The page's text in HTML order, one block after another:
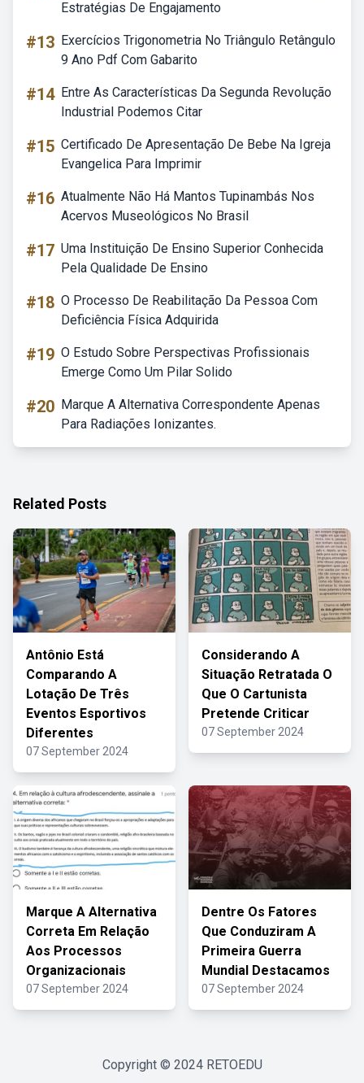
Estratégias De Engajamento
#13 Exercícios Trigonometria No Triângulo Retângulo
9 Ano Pdf Com Gabarito
#14 Entre As Características Da Segunda Revolução
Industrial Podemos Citar
#15 Certificado De Apresentação De Bebe Na Igreja
Evangelica Para Imprimir
#16 Atualmente Não Há Mantos Tupinambás Nos
Acervos Museológicos No Brasil
#17 Uma Instituição De Ensino Superior Conhecida
Pela Qualidade De Ensino
#18 O Processo De Reabilitação Da Pessoa Com
Deficiência Física Adquirida
#19 O Estudo Sobre Perspectivas Profissionais
Emerge Como Um Pilar Solido
#20 Marque A Alternativa Correspondente Apenas
Para Radiações Ionizantes.
Related Posts
Antônio Está
Comparando A
Lotação De Três
Eventos Esportivos
Diferentes
07 September 2024
Considerando A
Situação Retratada O
Que O Cartunista
Pretende Criticar
07 September 2024
Marque A Alternativa
Correta Em Relação
Aos Processos
Organizacionais
07 September 2024
Dentre Os Fatores
Que Conduziram A
Primeira Guerra
Mundial Destacamos
07 September 2024
Copyright © 2024 RETOEDU